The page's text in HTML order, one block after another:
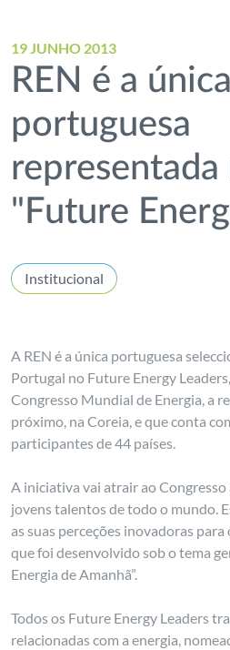
19 JUNHO 2013
REN é a
portuguesa
representada
"Future
Institucional
A REN é a única portuguesa
Portugal no Future Energy
Congresso Mundial de Energia, a
próximo, na Coreia, e que conta
participantes de 44 países.
A iniciativa vai atrair ao
jovens talentos de todo o mundo.
as suas perceções inovadoras
que foi desenvolvido sob o tema
Energia de Amanhã”.
Todos os Future Energy Leaders
relacionadas com a energia,